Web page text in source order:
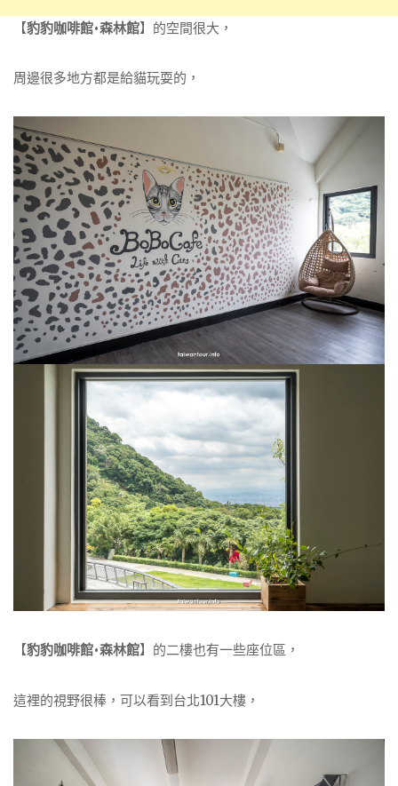
【豹豹咖啡館•森林館】的空間很大，
周邊很多地方都是給貓玩耍的，
【豹豹咖啡館•森林館】的二樓也有一些座位區，
這裡的視野很棒，可以看到台北101大樓，